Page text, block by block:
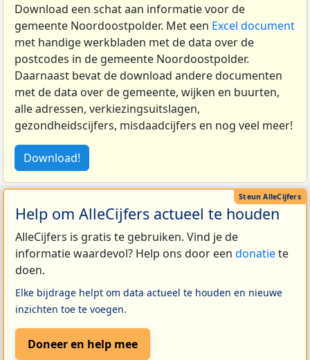
Download een schat aan informatie voor de
gemeente Noordoostpolder. Met een Excel document
met handige werkbladen met de data over de
postcodes in de gemeente Noordoostpolder.
Daarnaast bevat de download andere documenten
met de data over de gemeente, wijken en buurten,
alle adressen, verkiezingsuitslagen,
gezondheidscijfers, misdaadcijfers en nog veel meer!
Download!
Help om AlleCijfers actueel te houden
AlleCijfers is gratis te gebruiken. Vind je de
informatie waardevol? Help ons door een donatiete
doen.
Elke bijdrage helpt om data actueel te houden en nieuwe
inzichten toe te voegen.
Doneer en help mee